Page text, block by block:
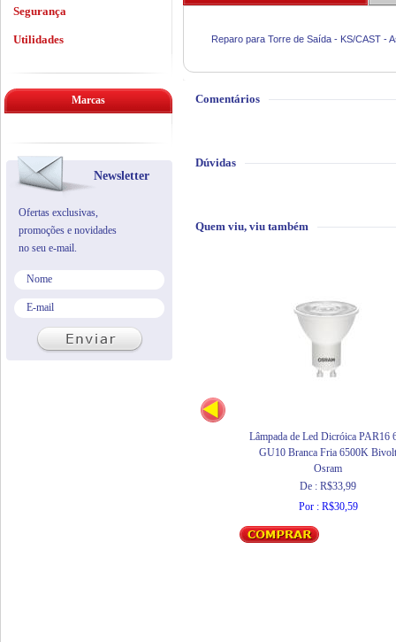
Reparo para Torre de Saída - KS/CAST -
Comentários
Dúvidas
Quem viu, viu também
Lâmpada de Led Dicróica PAR16
GU10 Branca Fria 6500K Bivolt
Osram
De : R$33,99
Por : R$30,59
Segurança
Utilidades
Marcas
Newsletter
Ofertas exclusivas,
promoções e novidades
no seu e-mail.